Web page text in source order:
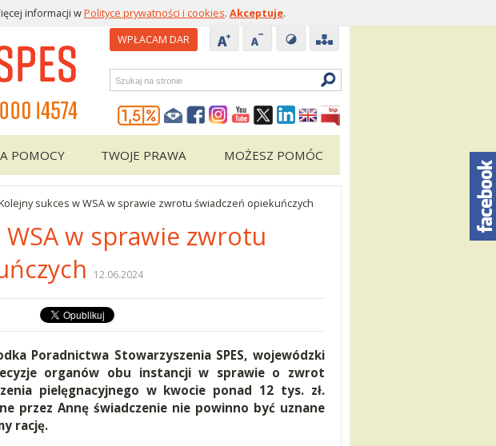
informacji wPolityce prywatności i cookies. Akceptuje.
WPŁACAM DAR
Wyszukiwarka
POMOCY TWOJE PRAWA MOŻESZ POMÓC
sukces w WSA w sprawie zwrotu świadczeń opiekuńczych
w sprawie zwrotu
12.06.2024
Poradnictwa Stowarzyszenia SPES, wojewódzki
organów obu instancji w sprawie o zwrot
pielęgnacyjnego w kwocie ponad 12 tys. zł.
przez Annę świadczenie nie powinno być uznane
rację.